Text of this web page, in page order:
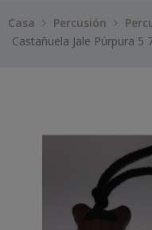
Casa Percusión
Castañuela Jale Púrpura 5